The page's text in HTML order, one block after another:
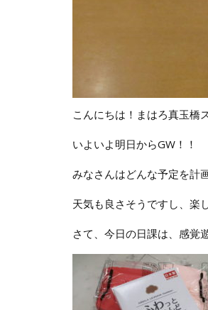
こんにちは！まはろ真玉橋
いよいよ明日からGW！！
みなさんはどんな予定を計
天気も良さそうですし、楽
さて、今日の日課は、感覚